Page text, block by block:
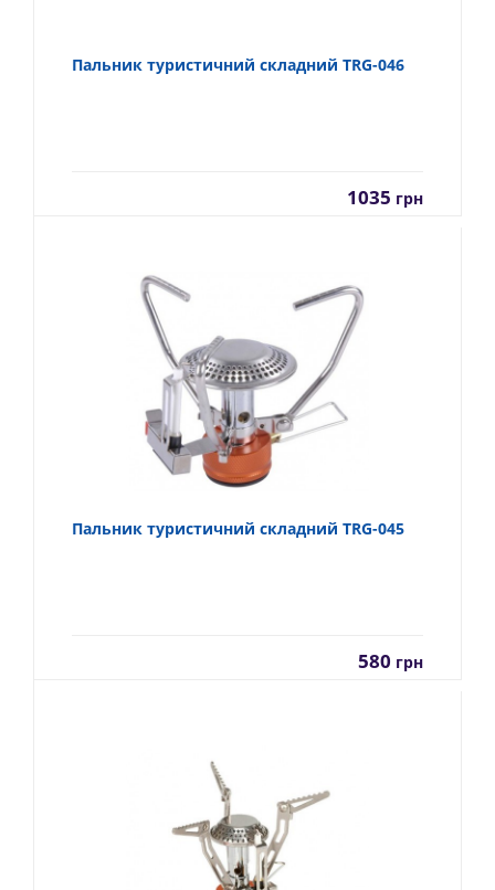
Пальник туристичний складний TRG-046
1035 грн
Пальник туристичний складний TRG-045
580 грн